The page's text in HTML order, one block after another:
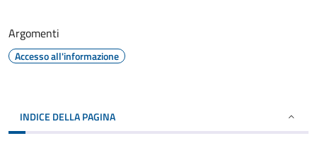
Argomenti
Accesso all'informazione
INDICE DELLA PAGINA